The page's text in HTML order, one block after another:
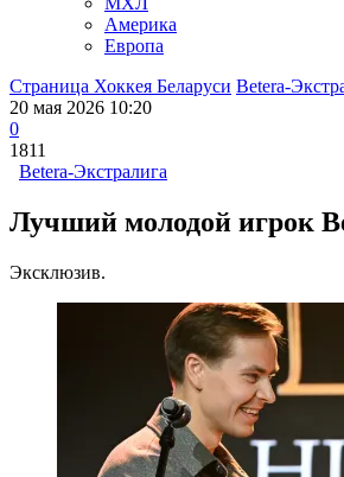
Америка
Европа
Страница Хоккея Беларуси Betera-
20 мая 2026 10:20
0
1811
Betera-Экстралига
Лучший молодой игрок
Эксклюзив.